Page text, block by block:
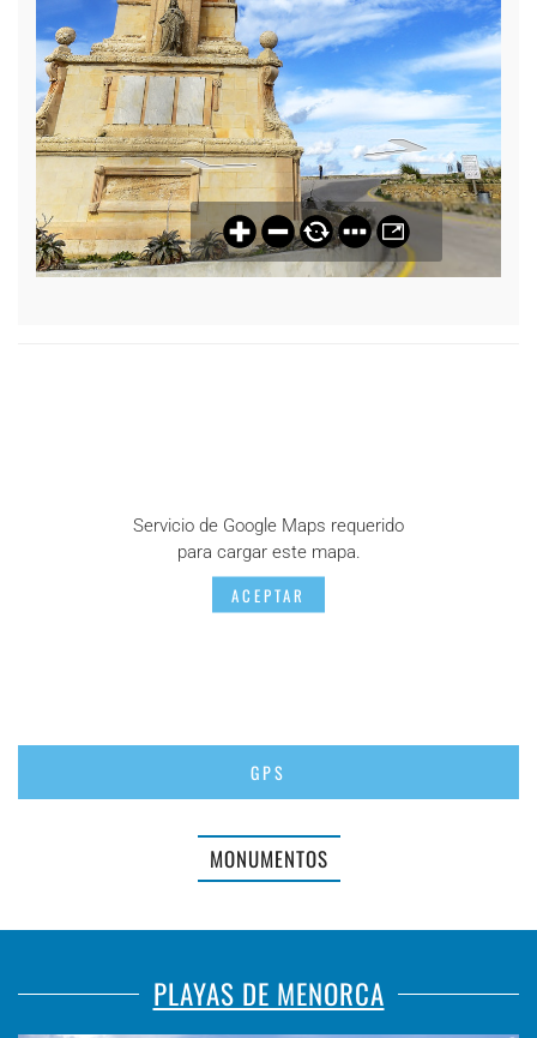
Servicio de Google Maps requerido
para cargar este mapa.
ACEPTAR
GPS
MONUMENTOS
PLAYAS DE MENORCA